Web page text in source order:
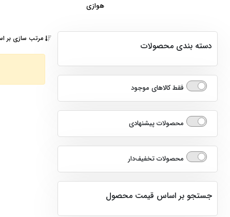
هوازی
دسته بندی محصولات
پوشاک ورزشی
لوازم ورزش‌های توپی
لوازم رزمی
کیف و کفش ورزشی
فقط کالاهای موجود
محصولات پیشنهادی
محصولات تخفیف‌دار
جستجو بر اساس قیمت محصول
مرتب سازی بر